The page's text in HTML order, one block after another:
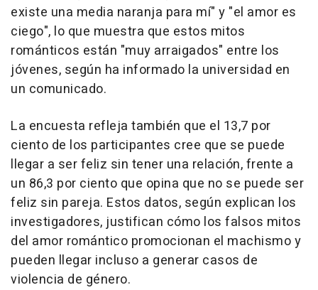
existe una media naranja para mí" y "el amor es
ciego", lo que muestra que estos mitos
románticos están "muy arraigados" entre los
jóvenes, según ha informado la universidad en
un comunicado.
La encuesta refleja también que el 13,7 por
ciento de los participantes cree que se puede
llegar a ser feliz sin tener una relación, frente a
un 86,3 por ciento que opina que no se puede ser
feliz sin pareja. Estos datos, según explican los
investigadores, justifican cómo los falsos mitos
del amor romántico promocionan el machismo y
pueden llegar incluso a generar casos de
violencia de género.